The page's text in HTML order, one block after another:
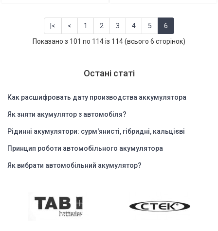
|< < 1 2 3 4 5
6
Показано з 101 по 114 із 114 (всього 6 сторінок)
Остані статі
Как расшифровать дату производства аккумулятора
Як зняти акумулятор з автомобіля?
Рідинні акумулятори: сурм'янисті, гібридні, кальцієві
Принцип роботи автомобільного акумулятора
Як вибрати автомобільний акумулятор?